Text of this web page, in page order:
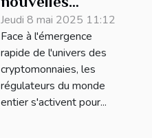
régulations sur
l'écosystème
des
cryptomonnaies
Jeudi 8 mai 2025 11:12
Face à l'émergence
rapide de l'univers des
cryptomonnaies, les
régulateurs du monde
entier s'activent pour...